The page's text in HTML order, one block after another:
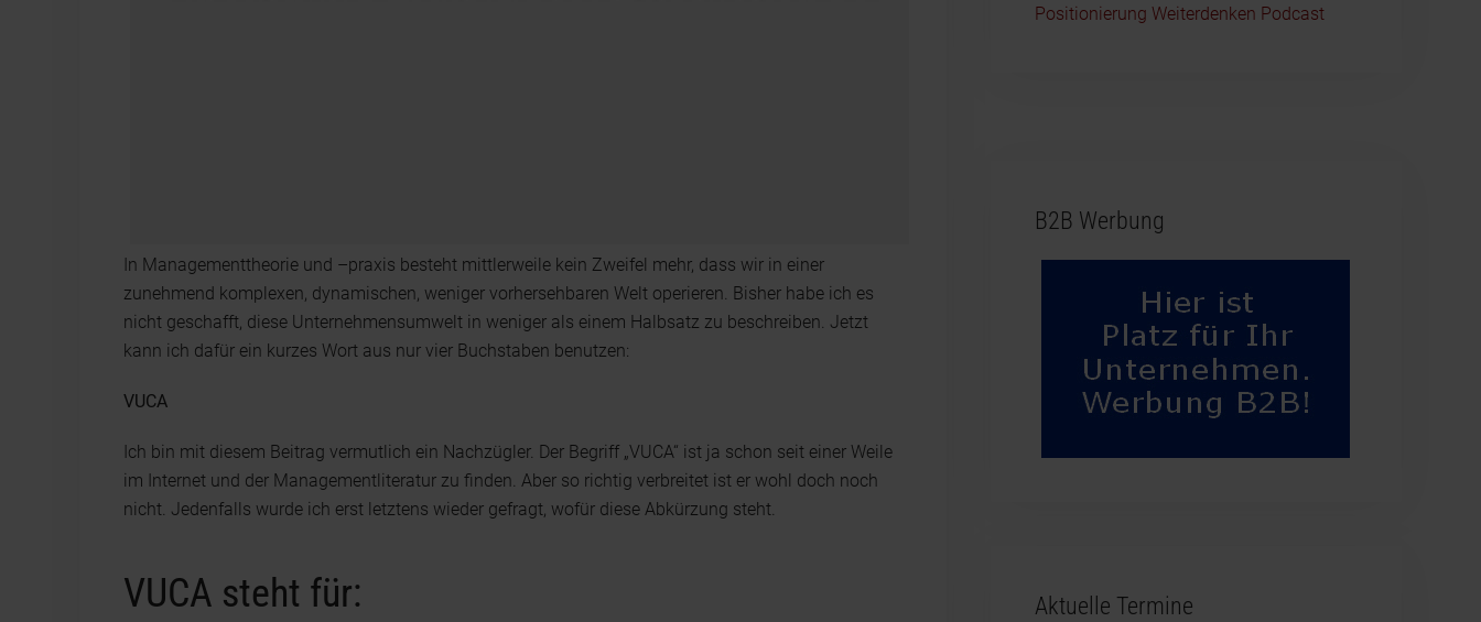
In Managementtheorie und –praxis besteht mittlerweile kein Zweifel mehr, dass wir in einer
zunehmend komplexen, dynamischen, weniger vorhersehbaren Welt operieren. Bisher habe ich es
nicht geschafft, diese Unternehmensumwelt in weniger als einem Halbsatz zu beschreiben. Jetzt
kann ich dafür ein kurzes Wort aus nur vier Buchstaben benutzen:
VUCA
Ich bin mit diesem Beitrag vermutlich ein Nachzügler. Der Begriff „VUCA“ ist ja schon seit einer Weile
im Internet und der Managementliteratur zu finden. Aber so richtig verbreitet ist er wohl doch noch
nicht. Jedenfalls wurde ich erst letztens wieder gefragt, wofür diese Abkürzung steht.
VUCA steht für:
Positionierung Weiterdenken Podcast
B2B Werbung
Aktuelle Termine